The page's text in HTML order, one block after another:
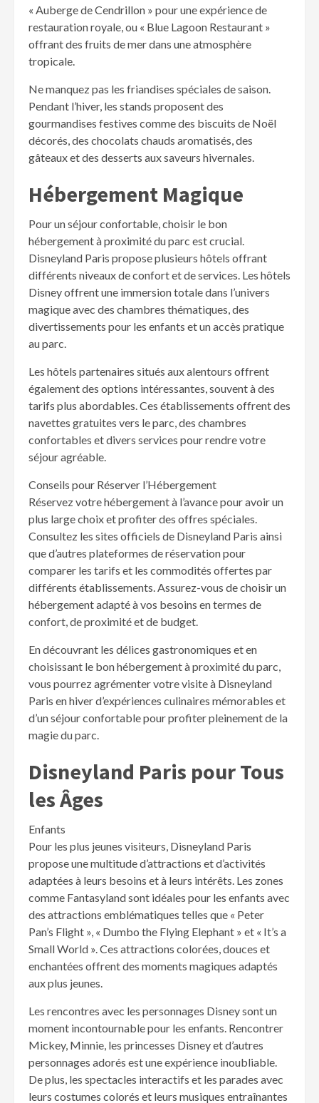
« Auberge de Cendrillon » pour une expérience de
restauration royale, ou « Blue Lagoon Restaurant »
offrant des fruits de mer dans une atmosphère
tropicale.
Ne manquez pas les friandises spéciales de saison.
Pendant l’hiver, les stands proposent des
gourmandises festives comme des biscuits de Noël
décorés, des chocolats chauds aromatisés, des
gâteaux et des desserts aux saveurs hivernales.
Hébergement Magique
Pour un séjour confortable, choisir le bon
hébergement à proximité du parc est crucial.
Disneyland Paris propose plusieurs hôtels offrant
différents niveaux de confort et de services. Les hôtels
Disney offrent une immersion totale dans l’univers
magique avec des chambres thématiques, des
divertissements pour les enfants et un accès pratique
au parc.
Les hôtels partenaires situés aux alentours offrent
également des options intéressantes, souvent à des
tarifs plus abordables. Ces établissements offrent des
navettes gratuites vers le parc, des chambres
confortables et divers services pour rendre votre
séjour agréable.
Conseils pour Réserver l’Hébergement
Réservez votre hébergement à l’avance pour avoir un
plus large choix et profiter des offres spéciales.
Consultez les sites officiels de Disneyland Paris ainsi
que d’autres plateformes de réservation pour
comparer les tarifs et les commodités offertes par
différents établissements. Assurez-vous de choisir un
hébergement adapté à vos besoins en termes de
confort, de proximité et de budget.
En découvrant les délices gastronomiques et en
choisissant le bon hébergement à proximité du parc,
vous pourrez agrémenter votre visite à Disneyland
Paris en hiver d’expériences culinaires mémorables et
d’un séjour confortable pour profiter pleinement de la
magie du parc.
Disneyland Paris pour Tous
les Âges
Enfants
Pour les plus jeunes visiteurs, Disneyland Paris
propose une multitude d’attractions et d’activités
adaptées à leurs besoins et à leurs intérêts. Les zones
comme Fantasyland sont idéales pour les enfants avec
des attractions emblématiques telles que « Peter
Pan’s Flight », « Dumbo the Flying Elephant » et « It’s a
Small World ». Ces attractions colorées, douces et
enchantées offrent des moments magiques adaptés
aux plus jeunes.
Les rencontres avec les personnages Disney sont un
moment incontournable pour les enfants. Rencontrer
Mickey, Minnie, les princesses Disney et d’autres
personnages adorés est une expérience inoubliable.
De plus, les spectacles interactifs et les parades avec
leurs costumes colorés et leurs musiques entraînantes